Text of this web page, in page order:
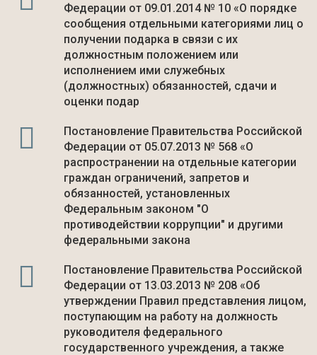
Федерации от 09.01.2014 № 10 «О порядке
сообщения отдельными категориями лиц о
получении подарка в связи с их
должностным положением или
исполнением ими служебных
(должностных) обязанностей, сдачи и
оценки подар
Постановление Правительства Российской
Федерации от 05.07.2013 № 568 «О
распространении на отдельные категории
граждан ограничений, запретов и
обязанностей, установленных
Федеральным законом "О
противодействии коррупции" и другими
федеральными закона
Постановление Правительства Российской
Федерации от 13.03.2013 № 208 «Об
утверждении Правил представления лицом,
поступающим на работу на должность
руководителя федерального
государственного учреждения, а также